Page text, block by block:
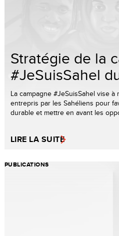
Stratégie de la
#JeSuisSahel
La campagne #JeSuisSahel vise
entrepris par les Sahéliens pour
durable et mettre en avant les
LIRE LA SUITE
PUBLICATIONS